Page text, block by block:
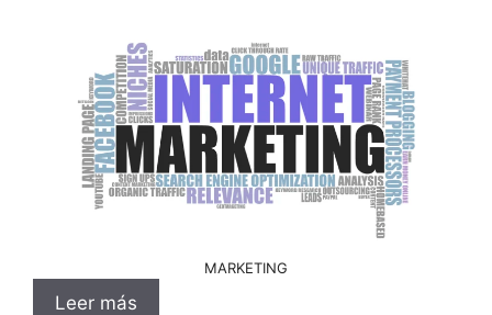
MARKETING
Leer más